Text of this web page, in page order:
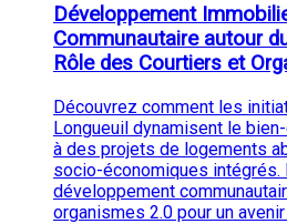
Développement
Communautaire autour
Rôle des Courtiers et
Découvrez comment les
Longueuil dynamisent le
à des projets de logements
socio-économiques
développement
organismes 2.0 pour un